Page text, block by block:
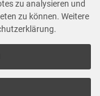
gefallen hat,
zu analysieren und
zu können. Weitere